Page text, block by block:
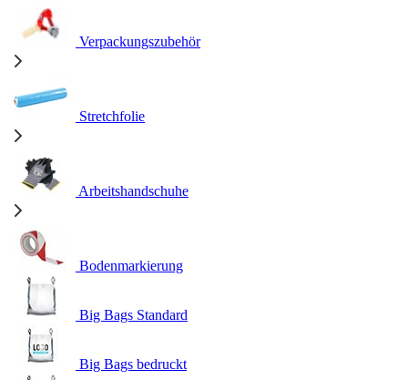
Verpackungszubehör
Stretchfolie
Arbeitshandschuhe
Bodenmarkierung
Big Bags Standard
Big Bags bedruckt